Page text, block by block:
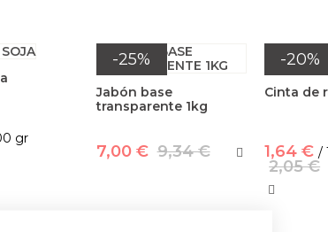
gr
-25%
Jabón base
transparente 1kg
7,00 € 9,34 €
-20%
Cinta de
1,64 € /
2,05 €